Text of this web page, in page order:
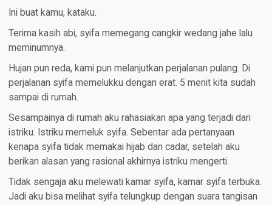
Ini buat kamu, kataku.
Terima kasih abi, syifa memegang cangkir wedang jahe lalu
meminumnya.
Hujan pun reda, kami pun melanjutkan perjalanan pulang. Di
perjalanan syifa memelukku dengan erat. 5 menit kita sudah
sampai di rumah.
Sesampainya di rumah aku rahasiakan apa yang terjadi dari
istriku. Istriku memeluk syifa. Sebentar ada pertanyaan
kenapa syifa tidak memakai hijab dan cadar, setelah aku
berikan alasan yang rasional akhirnya istriku mengerti.
Tidak sengaja aku melewati kamar syifa, kamar syifa terbuka.
Jadi aku bisa melihat syifa telungkup dengan suara tangisan